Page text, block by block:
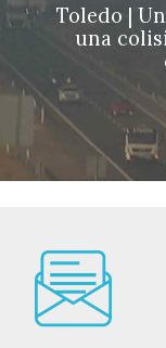
Toledo |
una